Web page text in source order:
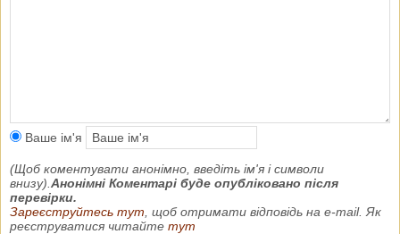
Ваше ім'я
(Щоб коментувати анонімно, введіть ім'я і символи
внизу). Анонімні Коментарі буде опубліковано після
перевірки.
Зареєструйтесь тут , щоб отримати відповідь на e-mail. Як
реєструватися читайте тут